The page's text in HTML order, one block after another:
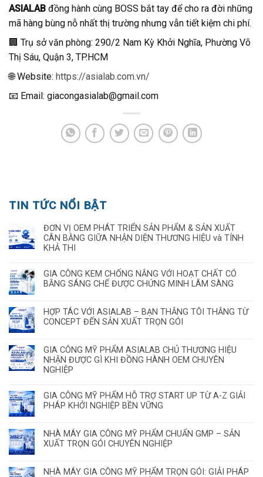
ASIALAB đồng hành cùng BOSS bắt tay để cho ra đời những
mã hàng bùng nỗ nhất thị trường nhưng vẫn tiết kiệm chi phí.
🏢 Trụ sở văn phòng: 290/2 Nam Kỳ Khởi Nghĩa, Phường Võ
Thị Sáu, Quận 3, TP.HCM
🌐 Website: https://asialab.com.vn/
📧 Email: giacongasialab@gmail.com
TIN TỨC NỔI BẬT
ĐƠN VỊ OEM PHÁT TRIỂN SẢN PHẨM & SẢN XUẤT
CÂN BẰNG GIỮA NHẬN DIỆN THƯƠNG HIỆU và TÍNH
KHẢ THI
GIA CÔNG KEM CHỐNG NẮNG VỚI HOẠT CHẤT CÓ
BẰNG SÁNG CHẾ ĐƯỢC CHỨNG MINH LÂM SÀNG
HỢP TÁC VỚI ASIALAB – BẠN THẮNG TÔI THẮNG TỪ
CONCEPT ĐẾN SẢN XUẤT TRỌN GÓI
GIA CÔNG MỸ PHẨM ASIALAB CHỦ THƯƠNG HIỆU
NHẬN ĐƯỢC GÌ KHI ĐỒNG HÀNH OEM CHUYÊN
NGHIỆP
GIA CÔNG MỸ PHẨM HỖ TRỢ START UP TỪ A-Z GIẢI
PHÁP KHỞI NGHIỆP BỀN VỮNG
NHÀ MÁY GIA CÔNG MỸ PHẨM CHUẨN GMP – SẢN
XUẤT TRỌN GÓI CHUYÊN NGHIỆP
NHÀ MÁY GIA CÔNG MỸ PHẨM TRỌN GÓI: GIẢI PHÁP